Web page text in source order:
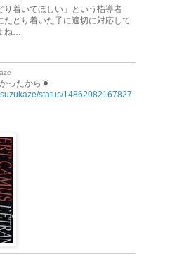
り着いてほしい」という指導者
たどり着いた子に適切に対応して
ね…
ったから☀
status/14862082167827